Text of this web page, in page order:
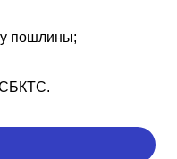
пошлины;
СБКТС.